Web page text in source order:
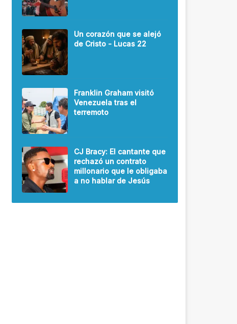
Un corazón que se alejó
de Cristo - Lucas 22
Franklin Graham visitó
Venezuela tras el
terremoto
CJ Bracy: El cantante que
rechazó un contrato
millonario que le obligaba
a no hablar de Jesús